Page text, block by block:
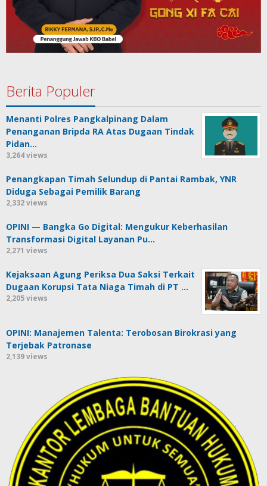
Berita Populer
Menanti Polres Pangkalpinang Dalam
Penanganan Bripda RA Atas Dugaan Tindak
Pidan…
3,264 views
Penangkapan Timah Selundup di Pantai Rambak, YNR
Diduga Sebagai Pemilik Barang
2,332 views
OPINI — Bangka Go Digital: Mengukur Keberhasilan
Transformasi Digital Layanan Pu…
2,271 views
Kejaksaan Agung Periksa Dua Saksi Terkait
Dugaan Korupsi Tata Niaga Timah di PT …
2,205 views
OPINI: Manajemen Talenta: Terobosan Birokrasi yang
Terjebak Patronase
2,139 views